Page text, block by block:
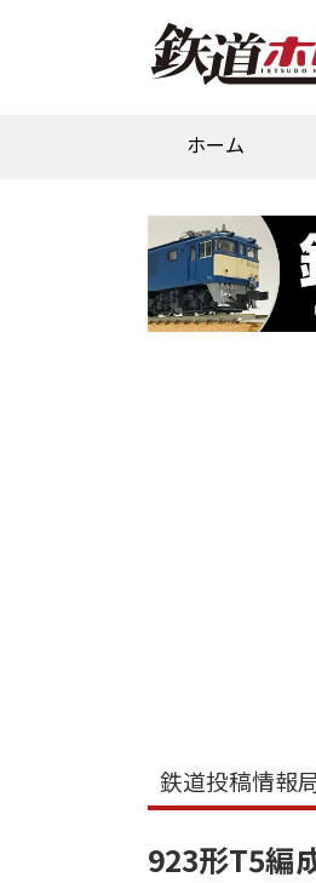
ホーム
鉄道投稿情報
923形T5編